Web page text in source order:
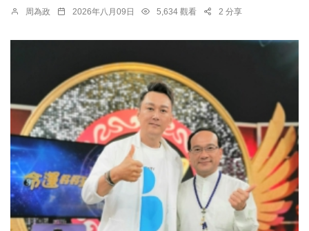
周為政 2026年八月09日 5,634 觀看 2 分享